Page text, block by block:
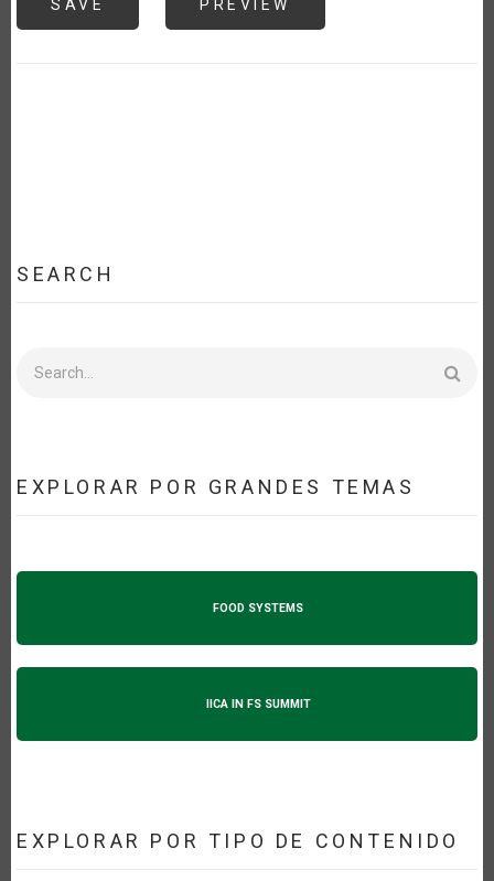
SEARCH
EXPLORAR POR GRANDES TEMAS
FOOD SYSTEMS
IICA IN FS SUMMIT
EXPLORAR POR TIPO DE CONTENIDO